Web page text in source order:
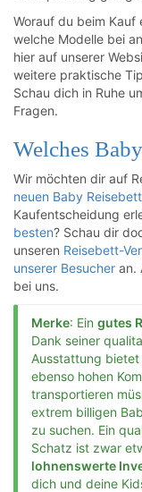
Worauf du beim Kauf
welche Modelle bei
hier auf unserer
weitere praktische
Schau dich in Ruhe
Fragen.
Welches
Wir möchten dir auf
neuen Baby
Kaufentscheidung
besten? Schau dir
unseren Reisebett-
unserer Besucher an.
bei uns.
Merke: Ein gutes
Dank seiner
Ausstattung
ebenso hohen
transportieren
extrem billigen
zu suchen. Ein
Schatz ist zwar
lohnenswerte
dich und deine